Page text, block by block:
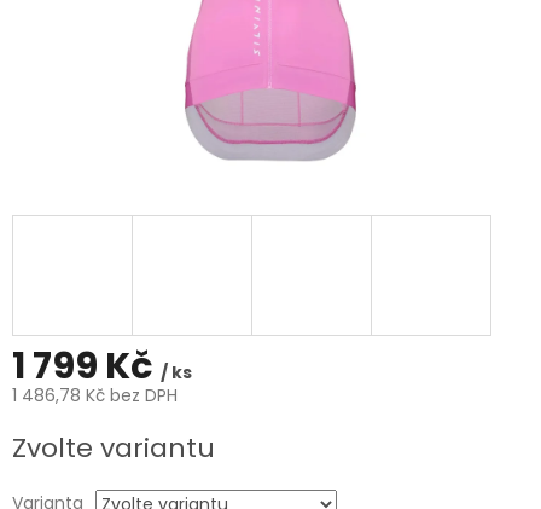
1 799 Kč / ks
1 486,78 Kč bez DPH
cena:
Zvolte variantu
Varianta